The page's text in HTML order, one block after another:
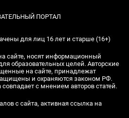
ПОРТАЛ
для лиц 16 лет и старше (16+)
сайте, носят информационный
образовательных целей. Авторские
на сайте, принадлежат
и охраняются законом РФ.
с мнением авторов статей.
с сайта, активная ссылка на